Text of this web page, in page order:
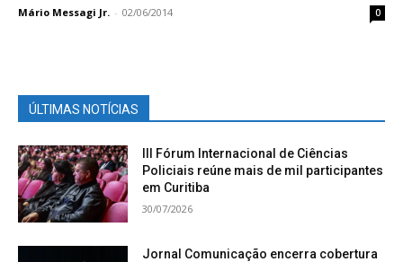
Mário Messagi Jr. - 02/06/2014 0
ÚLTIMAS NOTÍCIAS
III Fórum Internacional de Ciências
Policiais reúne mais de mil participantes
em Curitiba
30/07/2026
Jornal Comunicação encerra cobertura